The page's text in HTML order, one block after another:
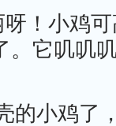
！小鸡
。它叽叽
的小鸡了